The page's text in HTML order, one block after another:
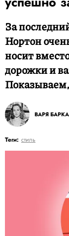
За
Нортон
носит
дорожки и
ВАРЯ
Теги: стиль